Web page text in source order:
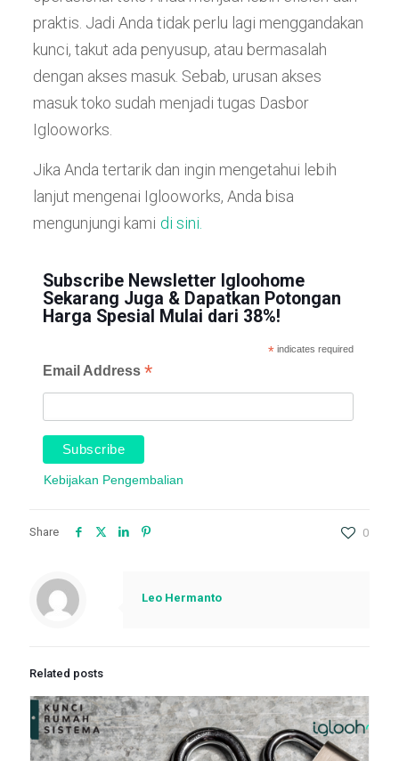
praktis. Jadi Anda tidak perlu lagi menggandakan
kunci, takut ada penyusup, atau bermasalah
dengan akses masuk. Sebab, urusan akses
masuk toko sudah menjadi tugas Dasbor
Iglooworks.
Jika Anda tertarik dan ingin mengetahui lebih
lanjut mengenai Iglooworks, Anda bisa
mengunjungi kami di sini.
Subscribe Newsletter Igloohome
Sekarang Juga & Dapatkan Potongan
Harga Spesial Mulai dari 38%!
*indicates required
Email Address*
Kebijakan Pengembalian
Share 0
Leo Hermanto
Related posts